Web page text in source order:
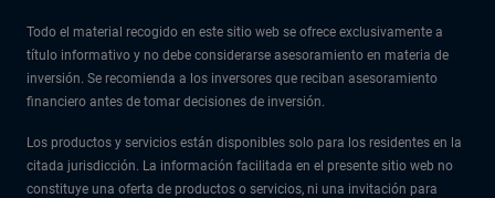
Todo el material recogido en este sitio web se ofrece exclusivamente a
título informativo y no debe considerarse asesoramiento en materia de
inversión. Se recomienda a los inversores que reciban asesoramiento
financiero antes de tomar decisiones de inversión.
Los productos y servicios están disponibles solo para los residentes en la
citada jurisdicción. La información facilitada en el presente sitio web no
constituye una oferta de productos o servicios, ni una invitación para